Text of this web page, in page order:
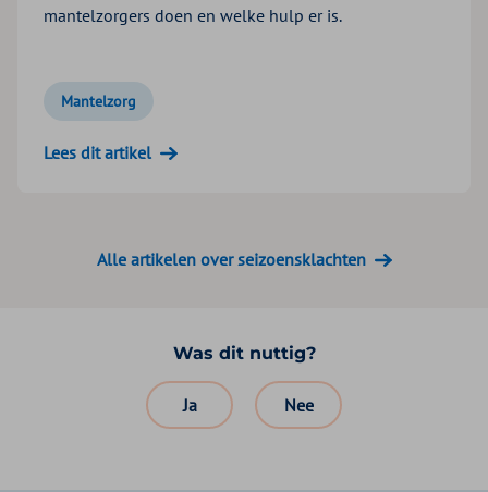
mantelzorgers doen en welke hulp er is.
Mantelzorg
Lees dit artikel
Alle artikelen over seizoensklachten
Was dit nuttig?
Ja Nee